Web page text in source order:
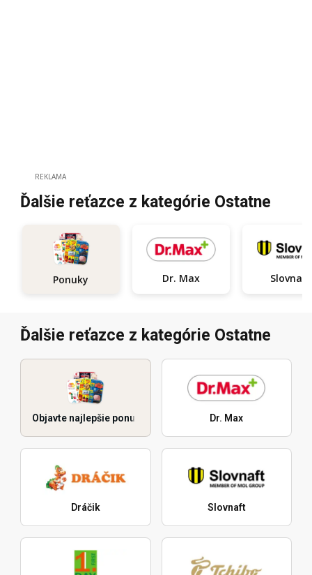
REKLAMA
Ďalšie reťazce z kategórie Ostatne
Ponuky Dr. Max Slovnaft
Ďalšie reťazce z kategórie Ostatne
Objavte najlepšie ponuky Dr. Max
Dráčik Slovnaft